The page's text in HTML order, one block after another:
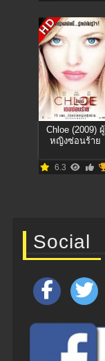
HD
Chloe (2009) ผู้
หญิงซ่อนร้าย
6.3
Social